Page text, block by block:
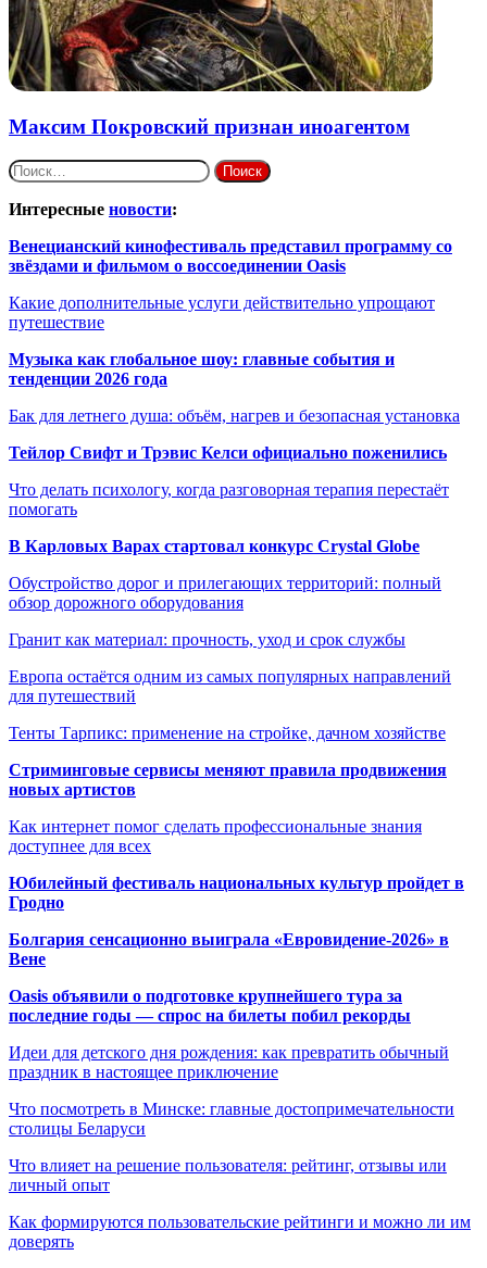
Максим Покровский признан иноагентом
Найти:
Интересные новости:
Венецианский кинофестиваль представил программу со
звёздами и фильмом о воссоединении Oasis
Какие дополнительные услуги действительно упрощают
путешествие
Музыка как глобальное шоу: главные события и
тенденции 2026 года
Бак для летнего душа: объём, нагрев и безопасная установка
Тейлор Свифт и Трэвис Келси официально поженились
Что делать психологу, когда разговорная терапия перестаёт
помогать
В Карловых Варах стартовал конкурс Crystal Globe
Обустройство дорог и прилегающих территорий: полный
обзор дорожного оборудования
Гранит как материал: прочность, уход и срок службы
Европа остаётся одним из самых популярных направлений
для путешествий
Тенты Тарпикс: применение на стройке, дачном хозяйстве
Стриминговые сервисы меняют правила продвижения
новых артистов
Как интернет помог сделать профессиональные знания
доступнее для всех
Юбилейный фестиваль национальных культур пройдет в
Гродно
Болгария сенсационно выиграла «Евровидение-2026» в
Вене
Oasis объявили о подготовке крупнейшего тура за
последние годы — спрос на билеты побил рекорды
Идеи для детского дня рождения: как превратить обычный
праздник в настоящее приключение
Что посмотреть в Минске: главные достопримечательности
столицы Беларуси
Что влияет на решение пользователя: рейтинг, отзывы или
личный опыт
Как формируются пользовательские рейтинги и можно ли им
доверять